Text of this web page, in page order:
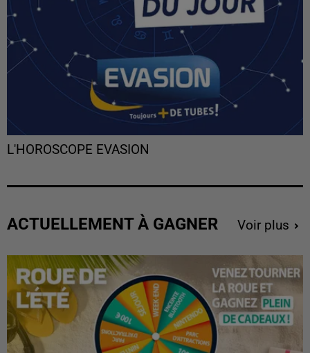
L'HOROSCOPE EVASION
ACTUELLEMENT À GAGNER Voir plus